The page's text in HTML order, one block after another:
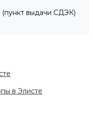
(пункт выдачи СДЭК)
в Элисте